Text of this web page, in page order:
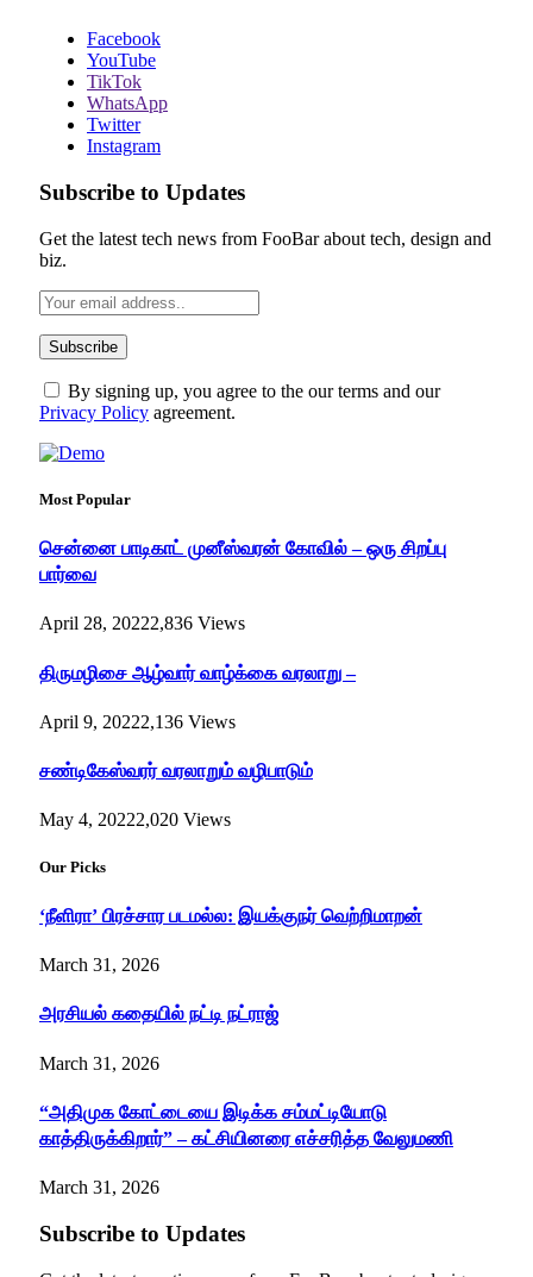
Facebook
YouTube
TikTok
WhatsApp
Twitter
Instagram
Subscribe to Updates
Get the latest tech news from FooBar about tech, design and
biz.
By signing up, you agree to the our terms and our
Privacy Policy agreement.
Most Popular
சென்னை பாடிகாட் முனீஸ்வரன் கோவில் – ஒரு சிறப்பு
பார்வை
April 28, 20222,836 Views
திருமழிசை ஆழ்வார் வாழ்க்கை வரலாறு –
April 9, 20222,136 Views
சண்டிகேஸ்வரர் வரலாறும் வழிபாடும்
May 4, 20222,020 Views
Our Picks
‘நீளிரா’ பிரச்சார படமல்ல: இயக்குநர் வெற்றிமாறன்
March 31, 2026
அரசியல் கதையில் நட்டி நட்ராஜ்
March 31, 2026
“அதிமுக கோட்டையை இடிக்க சம்மட்டியோடு
காத்திருக்கிறார்” – கட்சியினரை எச்சரித்த வேலுமணி
March 31, 2026
Subscribe to Updates